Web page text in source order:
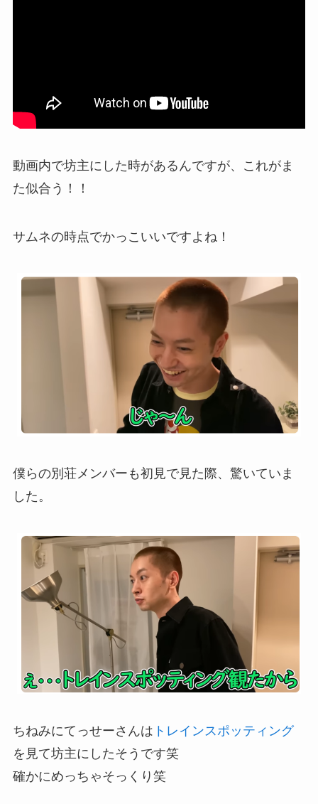
動画内で坊主にした時があるんですが、これがま
た似合う！！
サムネの時点でかっこいいですよね！
僕らの別荘メンバーも初見で見た際、驚いていま
した。
ちねみにてっせーさんは トレインスポッティング
を見て坊主にしたそうです笑
確かにめっちゃそっくり笑